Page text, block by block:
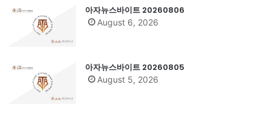
아자뉴스바이트 20260806
August 6, 2026
아자뉴스바이트 20260805
August 5, 2026